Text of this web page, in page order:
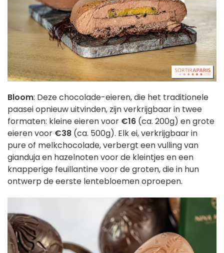
Bloom: Deze chocolade-eieren, die het traditionele
paasei opnieuw uitvinden, zijn verkrijgbaar in twee
formaten: kleine eieren voor €16 (ca. 200g) en grote
eieren voor €38 (ca. 500g). Elk ei, verkrijgbaar in
pure of melkchocolade, verbergt een vulling van
gianduja en hazelnoten voor de kleintjes en een
knapperige feuillantine voor de groten, die in hun
ontwerp de eerste lentebloemen oproepen.